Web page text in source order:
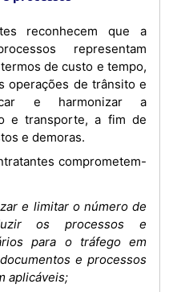
representam
de custo e tempo,
operações de trânsito e
e harmonizar a
e transporte, a fim de
e demoras.
e limitar o número de
os processos e
para o tráfego em
e processos
aplicáveis;